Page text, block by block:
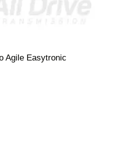
Agile Easytronic